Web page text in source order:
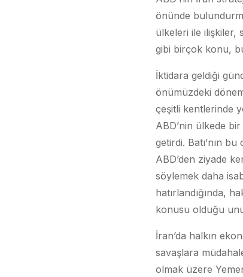
önünde
ülkeleri ile ilişkiler,
gibi birçok konu,
İktidara geldiği
önümüzdeki
çeşitli kentlerinde
ABD’nin ülkede
getirdi. Batı’nın
ABD’den ziyade
söylemek daha
hatırlandığında,
konusu olduğu
İran’da halkın
savaşlara
olmak üzere